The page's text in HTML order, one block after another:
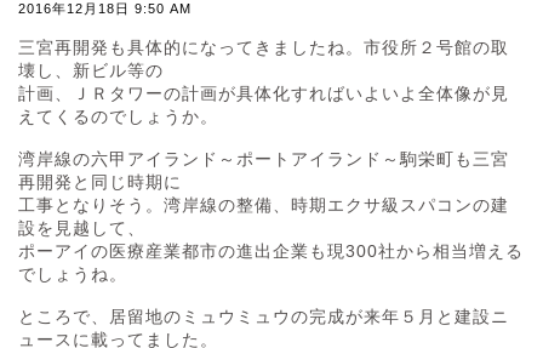
2016年12月18日 9:50 AM
三宮再開発も具体的になってきましたね。市役所２号館の取
壊し、新ビル等の
計画、ＪＲタワーの計画が具体化すればいよいよ全体像が見
えてくるのでしょうか。
湾岸線の六甲アイランド～ポートアイランド～駒栄町も三宮
再開発と同じ時期に
工事となりそう。湾岸線の整備、時期エクサ級スパコンの建
設を見越して、
ポーアイの医療産業都市の進出企業も現300社から相当増える
でしょうね。
ところで、居留地のミュウミュウの完成が来年５月と建設ニ
ュースに載ってました。